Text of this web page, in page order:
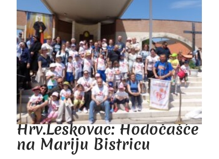
Hrv.Leskovac: Hodočašće
na Mariju Bistricu